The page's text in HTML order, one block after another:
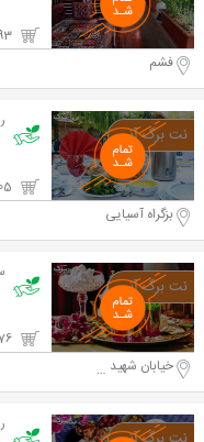
فشم
بزگراه آسیایی
خیابان شهید بهشتی